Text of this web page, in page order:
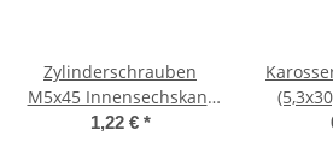
Zylinderschrauben
M5x45 Innensechskant
(ISK) DIN 912 Edelstahl
1,22 € *